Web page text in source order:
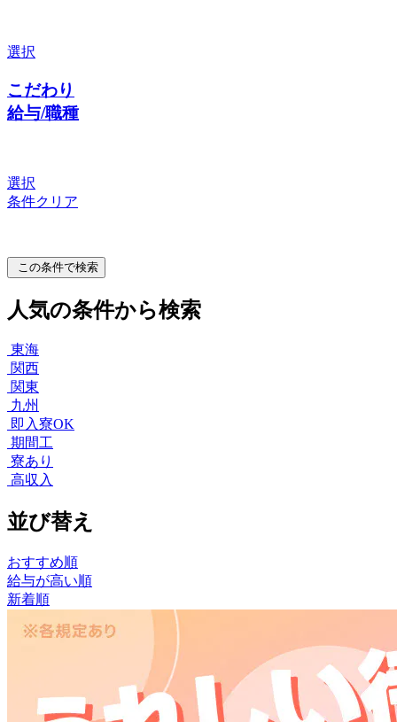
選択
こだわり
給与/職種
選択
条件クリア
この条件で検索
人気の条件から検索
東海
関西
関東
九州
即入寮OK
期間工
寮あり
高収入
並び替え
おすすめ順
給与が高い順
新着順